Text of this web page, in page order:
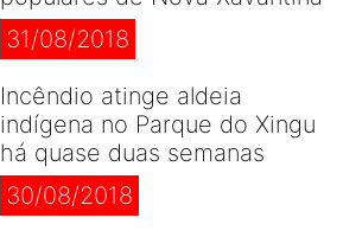
31/08/2018
Incêndio atinge aldeia
indígena no Parque do Xingu
há quase duas semanas
30/08/2018